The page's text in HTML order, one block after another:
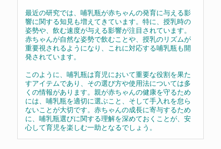
最近の研究では、哺乳瓶が赤ちゃんの発育に与える影
響に関する知見も増えてきています。特に、授乳時の
姿勢や、飲む速度が与える影響が注目されています。
赤ちゃんが自然な姿勢で飲むことや、授乳のリズムが
重要視されるようになり、これに対応する哺乳瓶も開
発されています。
このように、哺乳瓶は育児において重要な役割を果た
すアイテムであり、その選び方や使用法については多
くの情報があります。親が赤ちゃんの健康を守るため
には、哺乳瓶を適切に選ぶこと、そして手入れを怠ら
ないことが大切です。赤ちゃんの成長に寄与するため
に、哺乳瓶選びに関する理解を深めておくことが、安
心して育児を楽しむ一助となるでしょう。